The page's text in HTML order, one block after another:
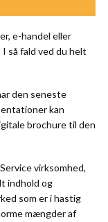
e-handel eller
så fald ved du helt
den seneste
kan
brochure til den
virksomhed,
indhold og
som er i hastig
mængder af